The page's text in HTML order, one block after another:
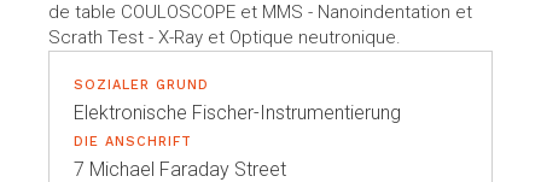
de table COULOSCOPE et MMS - Nanoindentation et
Scrath Test - X-Ray et Optique neutronique.
SOZIALER GRUND
Elektronische Fischer-Instrumentierung
DIE ANSCHRIFT
7 Michael Faraday Street